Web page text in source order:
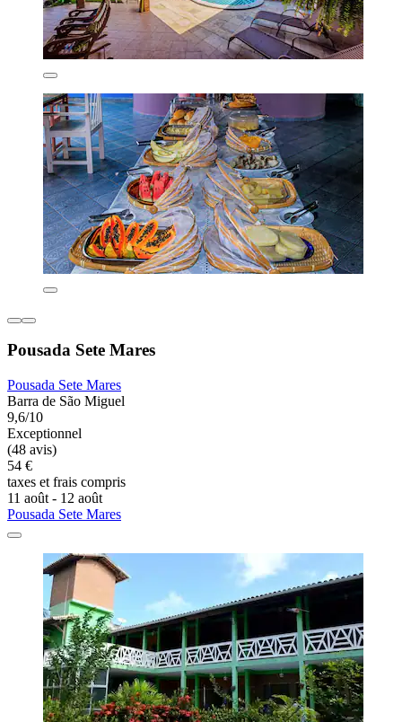
Pousada Sete Mares
Pousada Sete Mares
Barra de São Miguel
9,6/10
Exceptionnel
(48 avis)
54 €
taxes et frais compris
11 août - 12 août
Pousada Sete Mares